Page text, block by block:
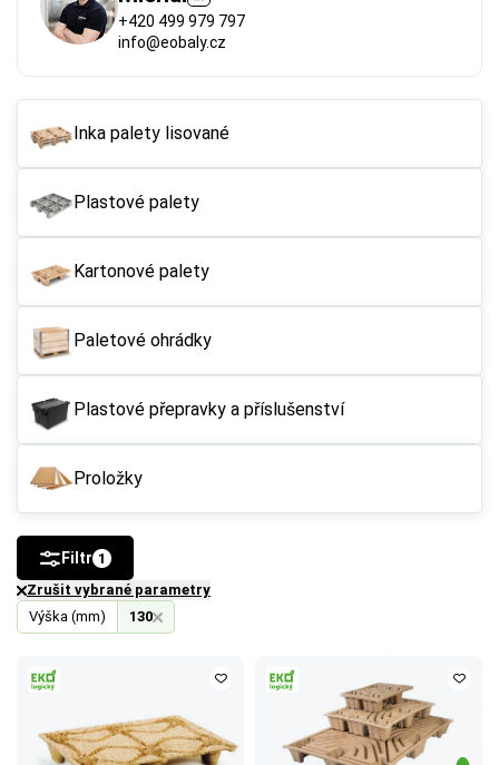
+420 499 979 797
info@eobaly.cz
Inka palety lisované
Plastové palety
Kartonové palety
Paletové ohrádky
Plastové přepravky a příslušenství
Proložky
Výška (mm) 130
Zrušit vybrané parametry
Filtr 1